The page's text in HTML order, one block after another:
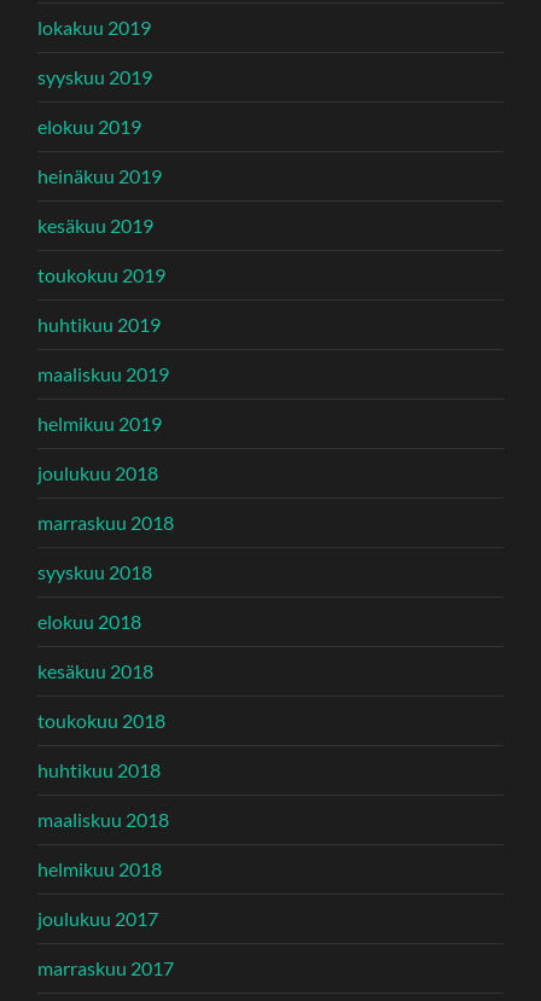
lokakuu 2019
syyskuu 2019
elokuu 2019
heinäkuu 2019
kesäkuu 2019
toukokuu 2019
huhtikuu 2019
maaliskuu 2019
helmikuu 2019
joulukuu 2018
marraskuu 2018
syyskuu 2018
elokuu 2018
kesäkuu 2018
toukokuu 2018
huhtikuu 2018
maaliskuu 2018
helmikuu 2018
joulukuu 2017
marraskuu 2017